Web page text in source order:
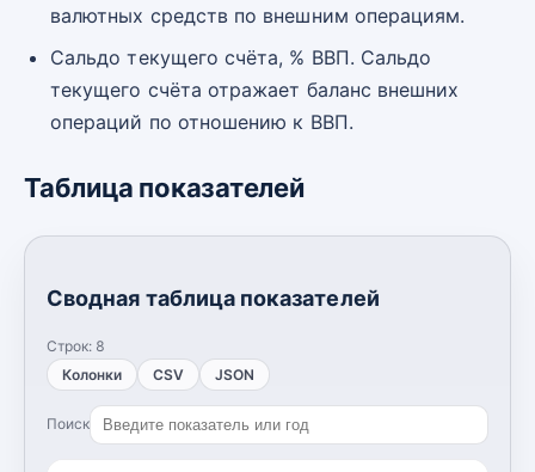
валютных средств по внешним операциям.
Сальдо текущего счёта, % ВВП. Сальдо
текущего счёта отражает баланс внешних
операций по отношению к ВВП.
Таблица показателей
Сводная таблица показателей
Строк: 8
Колонки
CSV JSON
Поиск